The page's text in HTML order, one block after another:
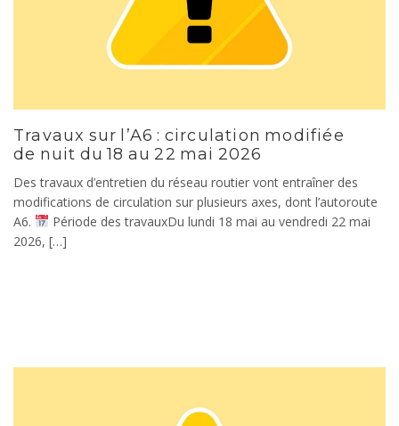
Travaux sur l’A6 : circulation modifiée
de nuit du 18 au 22 mai 2026
Des travaux d’entretien du réseau routier vont entraîner des
modifications de circulation sur plusieurs axes, dont l’autoroute
A6.
Période des travauxDu lundi 18 mai au vendredi 22 mai
2026, […]